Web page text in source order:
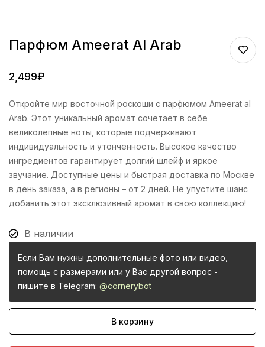
Парфюм Ameerat Al Arab
2,499₽
Откройте мир восточной роскоши с парфюмом Ameerat al
Arab. Этот уникальный аромат сочетает в себе
великолепные ноты, которые подчеркивают
индивидуальность и утонченность. Высокое качество
ингредиентов гарантирует долгий шлейф и яркое
звучание. Доступные цены и быстрая доставка по Москве
в день заказа, а в регионы – от 2 дней. Не упустите шанс
добавить этот эксклюзивный аромат в свою коллекцию!
В наличии
Если Вам нужны дополнительные фото или видео,
помощь с размерами или у Вас другой вопрос -
пишите в Telegram: @cornerybot
В корзину